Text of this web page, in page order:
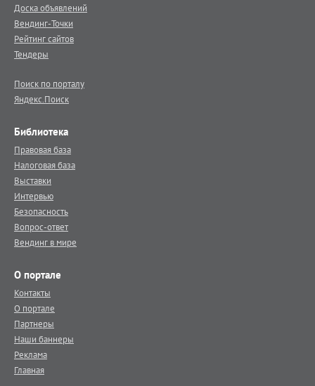
Доска объявлений
Вендинг-Точки
Рейтинг сайтов
Тендеры
Поиск по порталу
Яндекс.Поиск
Библиотека
Правовая база
Налоговая база
Выставки
Интервью
Безопасность
Вопрос-ответ
Вендинг в мире
О портале
Контакты
О портале
Партнеры
Наши баннеры
Реклама
Главная